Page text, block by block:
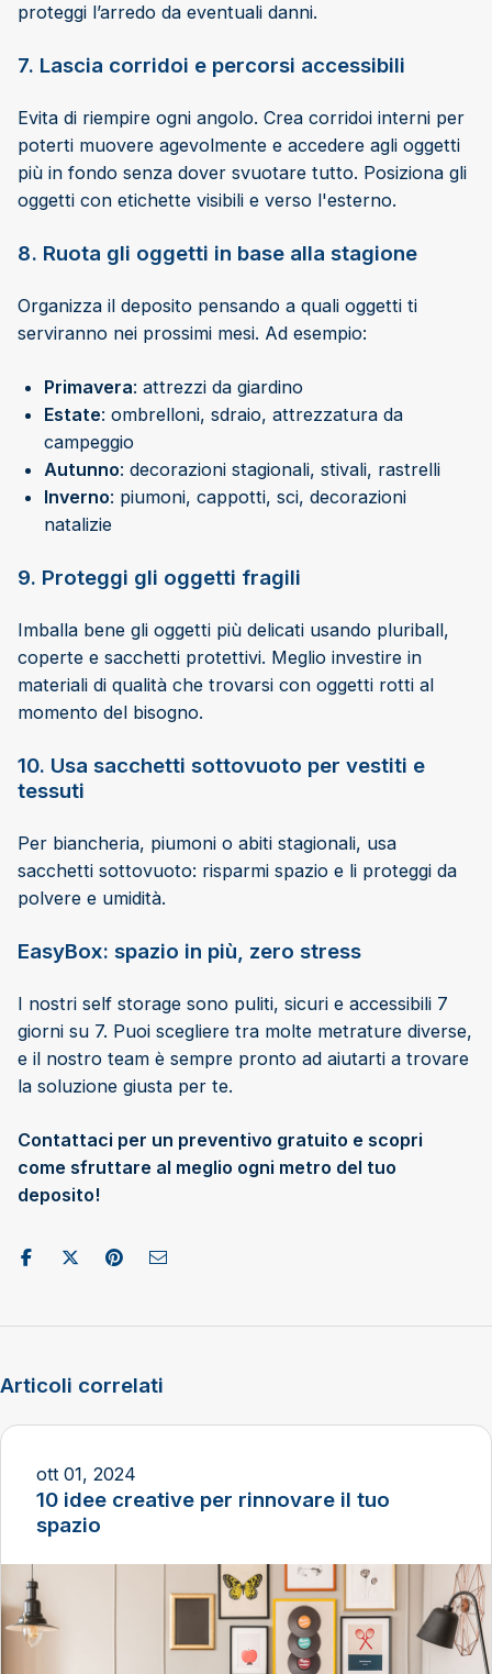
proteggi l’arredo da eventuali danni.
7. Lascia corridoi e percorsi accessibili
Evita di riempire ogni angolo. Crea corridoi interni per
poterti muovere agevolmente e accedere agli oggetti
più in fondo senza dover svuotare tutto. Posiziona gli
oggetti con etichette visibili e verso l'esterno.
8. Ruota gli oggetti in base alla stagione
Organizza il deposito pensando a quali oggetti ti
serviranno nei prossimi mesi. Ad esempio:
Primavera: attrezzi da giardino
Estate: ombrelloni, sdraio, attrezzatura da
campeggio
Autunno: decorazioni stagionali, stivali, rastrelli
Inverno: piumoni, cappotti, sci, decorazioni
natalizie
9. Proteggi gli oggetti fragili
Imballa bene gli oggetti più delicati usando pluriball,
coperte e sacchetti protettivi. Meglio investire in
materiali di qualità che trovarsi con oggetti rotti al
momento del bisogno.
10. Usa sacchetti sottovuoto per vestiti e
tessuti
Per biancheria, piumoni o abiti stagionali, usa
sacchetti sottovuoto: risparmi spazio e li proteggi da
polvere e umidità.
EasyBox: spazio in più, zero stress
I nostri self storage sono puliti, sicuri e accessibili 7
giorni su 7. Puoi scegliere tra molte metrature diverse,
e il nostro team è sempre pronto ad aiutarti a trovare
la soluzione giusta per te.
Contattaci per un preventivo gratuito e scopri
come sfruttare al meglio ogni metro del tuo
deposito!
Condividi su Facebook
Pubblica su X/Twitter
Condividi su Pinterest
Invia come e-mail
Articoli correlati
ott 01, 2024
10 idee creative per rinnovare il tuo
spazio